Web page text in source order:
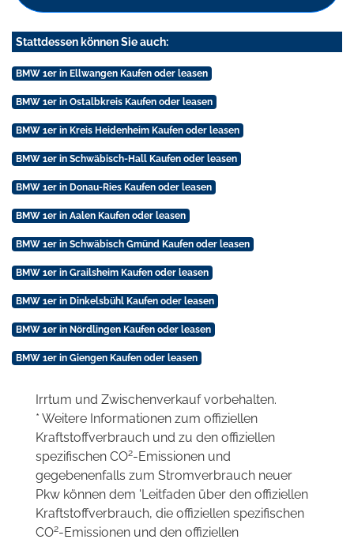
Stattdessen können Sie auch:
BMW 1er in Ellwangen Kaufen oder leasen
BMW 1er in Ostalbkreis Kaufen oder leasen
BMW 1er in Kreis Heidenheim Kaufen oder leasen
BMW 1er in Schwäbisch-Hall Kaufen oder leasen
BMW 1er in Donau-Ries Kaufen oder leasen
BMW 1er in Aalen Kaufen oder leasen
BMW 1er in Schwäbisch Gmünd Kaufen oder leasen
BMW 1er in Grailsheim Kaufen oder leasen
BMW 1er in Dinkelsbühl Kaufen oder leasen
BMW 1er in Nördlingen Kaufen oder leasen
BMW 1er in Giengen Kaufen oder leasen
Irrtum und Zwischenverkauf vorbehalten.
* Weitere Informationen zum offiziellen
Kraftstoffverbrauch und zu den offiziellen
spezifischen CO2-Emissionen und
gegebenenfalls zum Stromverbrauch neuer
Pkw können dem 'Leitfaden über den offiziellen
Kraftstoffverbrauch, die offiziellen spezifischen
CO2-Emissionen und den offiziellen